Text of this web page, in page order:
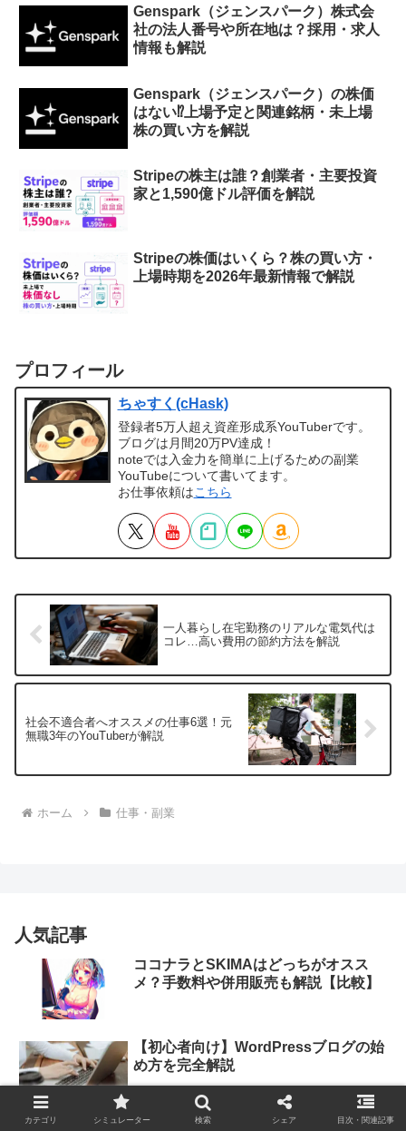
Genspark（ジェンスパーク）株式会
社の法人番号や所在地は？採用・求人
情報も解説
Genspark（ジェンスパーク）の株価
はない⁉︎上場予定と関連銘柄・未上場
株の買い方を解説
Stripeの株主は誰？創業者・主要投資
家と1,590億ドル評価を解説
Stripeの株価はいくら？株の買い方・
上場時期を2026年最新情報で解説
プロフィール
ちゃすく(cHask)
登録者5万人超え資産形成系YouTuberです。
ブログは月間20万PV達成！
noteでは入金力を簡単に上げるための副業
YouTubeについて書いてます。
お仕事依頼はこちら
一人暮らし在宅勤務のリアルな電気代は
コレ…高い費用の節約方法を解説
社会不適合者へオススメの仕事6選！元
無職3年のYouTuberが解説
ホーム 仕事・副業
人気記事
ココナラとSKIMAはどっちがオスス
メ？手数料や併用販売も解説【比較】
【初心者向け】WordPressブログの始
め方を完全解説
カテゴリ シミュレーター 検索 シェア 目次・関連記事